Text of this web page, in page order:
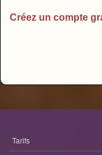
Créez un compte
Tarifs